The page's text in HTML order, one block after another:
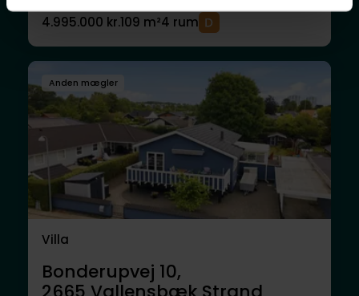
4.995.000 kr.109 m²4 rum
Anden mægler
Villa
Bonderupvej 10,